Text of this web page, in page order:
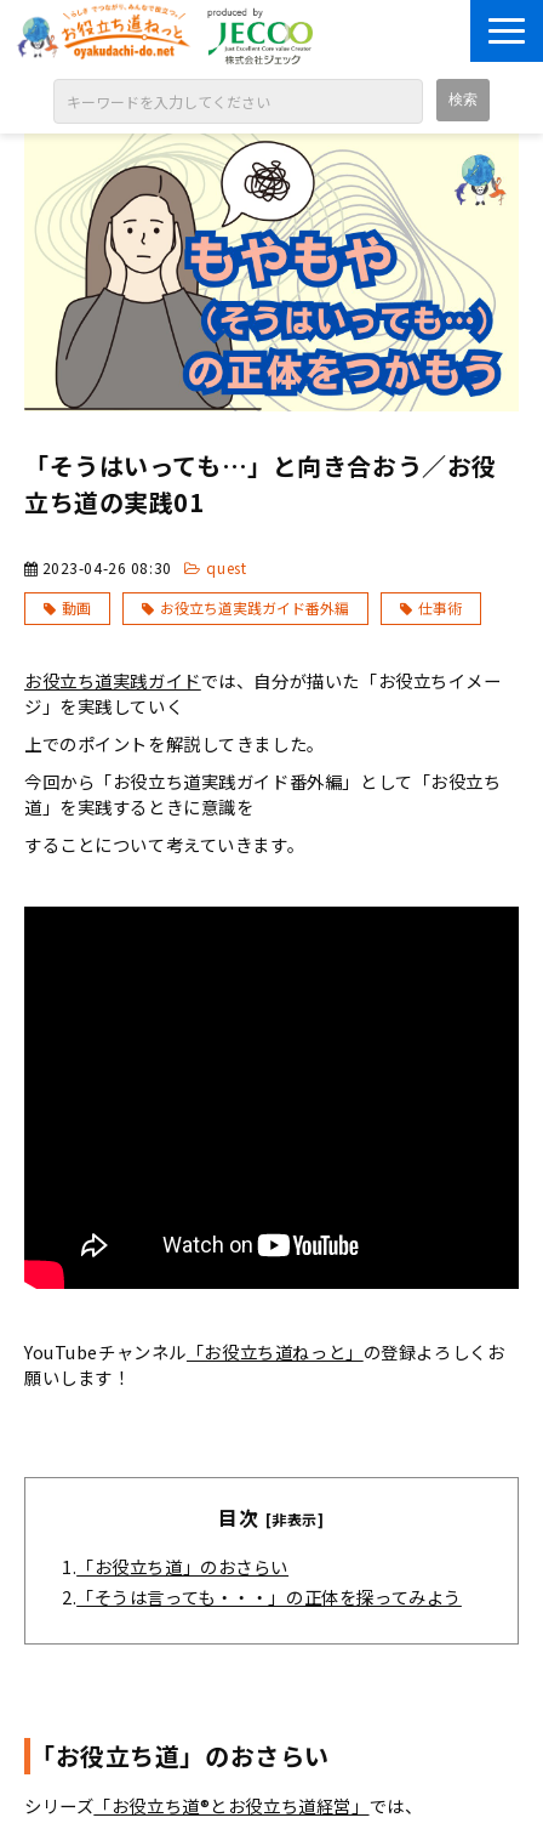
ABOUT
目的別に探す
ジャンル別に探す
シリーズ別に探す
OPEN BADGE
GALLERY
お知らせ
SOLUTION
「そうはいっても…」と向き合おう／お役
立ち道の実践01
2023-04-26 08:30
quest
動画
お役立ち道実践ガイド番外編 仕事術
お役立ち道実践ガイドでは、自分が描いた「お役立ちイメー
ジ」を実践していく
上でのポイントを解説してきました。
今回から「お役立ち道実践ガイド番外編」として「お役立ち
道」を実践するときに意識を
することについて考えていきます。
YouTubeチャンネル 「お役立ち道ねっと」 の登録よろしくお
願いします！
目次 [非表示]
1. 「お役立ち道」のおさらい
2. 「そうは言っても・・・」の正体を探ってみよう
「お役立ち道」のおさらい
シリーズ 「お役立ち道®とお役立ち道経営」 では、